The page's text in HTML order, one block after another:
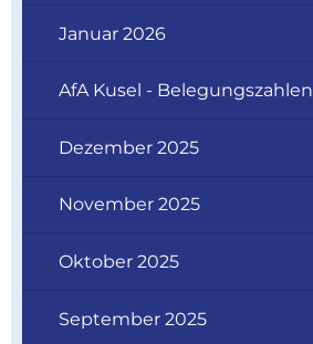
Januar 2026
AfA Kusel - Belegungszahlen
Dezember 2025
November 2025
Oktober 2025
September 2025